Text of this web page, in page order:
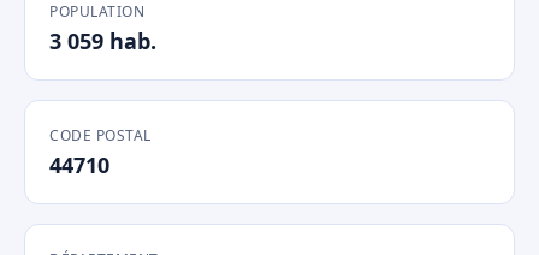
POPULATION
3 059 hab.
CODE POSTAL
44710